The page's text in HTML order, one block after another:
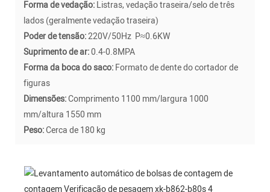
Forma de vedação:Listras, vedação traseira/selo de três
lados (geralmente vedação traseira)
Poder de tensão:220V/50Hz P≈0.6KW
Suprimento de ar:0.4-0.8MPA
Forma da boca do saco:Formato de dente do cortador de
figuras
Dimensões:Comprimento 1100 mm/largura 1000
mm/altura 1550 mm
Peso:Cerca de 180 kg